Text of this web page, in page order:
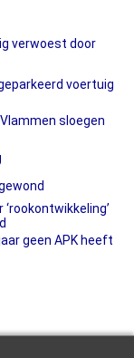
verwoest door
voertuig
sloegen
geen APK heeft